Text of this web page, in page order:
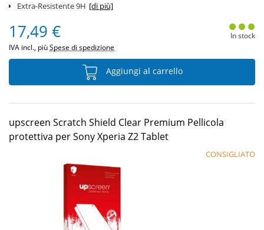
Extra-Resistente 9H [di più]
17,49 €
IVA incl., piùSpese di spedizione
In stock
Aggiungi al carrello
upscreen Scratch Shield Clear Premium Pellicola
protettiva per Sony Xperia Z2 Tablet
CONSIGLIATO